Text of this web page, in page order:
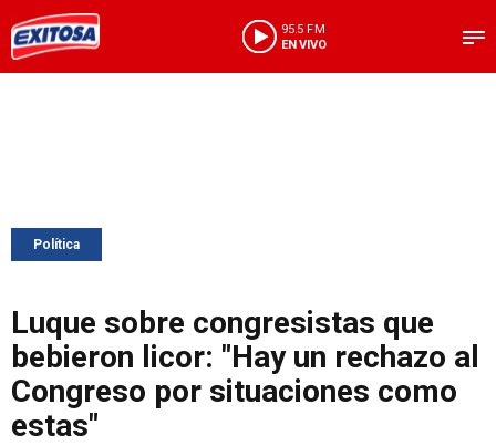
95.5 FM
EN VIVO
Política
Luque sobre congresistas que
bebieron licor: "Hay un rechazo al
Congreso por situaciones como
estas"